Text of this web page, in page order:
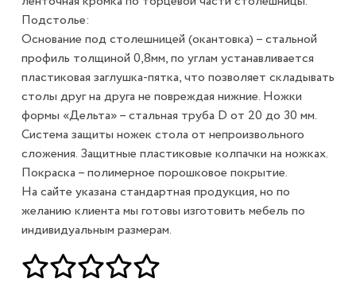
Подстолье:
Основание под столешницей (окантовка) – стальной
профиль толщиной 0,8мм, по углам устанавливается
пластиковая заглушка-пятка, что позволяет складывать
столы друг на друга не повреждая нижние. Ножки
формы «Дельта» – стальная труба D от 20 до 30 мм.
Система защиты ножек стола от непроизвольного
сложения. Защитные пластиковые колпачки на ножках.
Покраска – полимерное порошковое покрытие.
На сайте указана стандартная продукция, но по
желанию клиента мы готовы изготовить мебель по
индивидуальным размерам.